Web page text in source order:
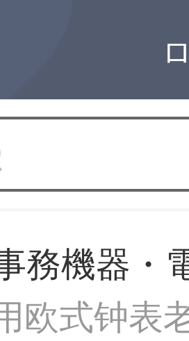
務機器・
欧式钟表